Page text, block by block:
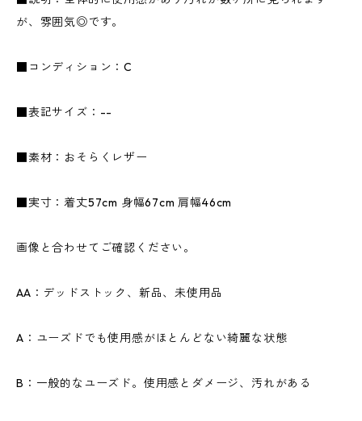
が、雰囲気◎です。
■コンディション：C
■表記サイズ：--
■素材：おそらくレザー
■実寸：着丈57cm 身幅67cm 肩幅46cm
画像と合わせてご確認ください。
AA：デッドストック、新品、未使用品
A：ユーズドでも使用感がほとんどない綺麗な状態
B：一般的なユーズド。使用感とダメージ、汚れがある